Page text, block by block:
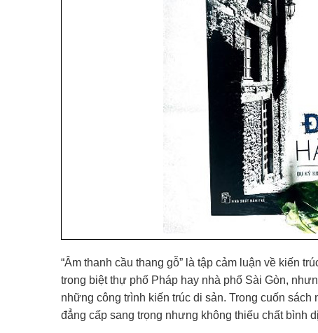
“Âm thanh cầu thang gỗ” là tập cảm luận về kiến
trong biệt thự phố Pháp hay nhà phố Sài Gòn,
những công trình kiến trúc di sản. Trong cuốn
đẳng cấp sang trọng nhưng không thiếu chất bình